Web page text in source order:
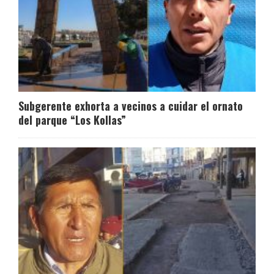
Subgerente exhorta a vecinos a cuidar el ornato
del parque “Los Kollas”